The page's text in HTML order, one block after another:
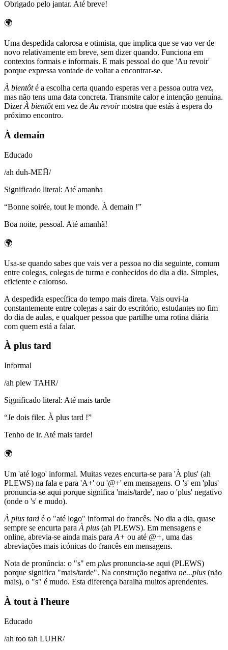
Obrigado pelo jantar. Até breve!
🌍
Uma despedida calorosa e otimista, que implica que se vao ver de
novo relativamente em breve, sem dizer quando. Funciona em
contextos formais e informais. E mais pessoal do que 'Au revoir'
porque expressa vontade de voltar a encontrar-se.
À bientôté a escolha certa quando esperas ver a pessoa outra vez,
mas não tens uma data concreta. Transmite calor e intenção genuína.
DizerÀ bientôtem vez de Au revoirmostra que estás à espera do
próximo encontro.
À demain
Educado
/ah duh-MEH̃/
Significado literal: Até amanha
“Bonne soirée, tout le monde. À demain !”
Boa noite, pessoal. Até amanhã!
🌍
Usa-se quando sabes que vais ver a pessoa no dia seguinte, comum
entre colegas, colegas de turma e conhecidos do dia a dia. Simples,
eficiente e caloroso.
A despedida específica do tempo mais direta. Vais ouvi-la
constantemente entre colegas a sair do escritório, estudantes no fim
do dia de aulas, e qualquer pessoa que partilhe uma rotina diária
com quem está a falar.
À plus tard
Informal
/ah plew TAHR/
Significado literal: Até mais tarde
“Je dois filer. À plus tard !”
Tenho de ir. Até mais tarde!
🌍
Um 'até logo' informal. Muitas vezes encurta-se para 'À plus' (ah
PLEWS) na fala e para 'A+' ou '@+' em mensagens. O 's' em 'plus'
pronuncia-se aqui porque significa 'mais/tarde', nao o 'plus' negativo
(onde o 's' e mudo).
À plus tard é o "até logo" informal do francês. No dia a dia, quase
sempre se encurta para À plus (ah PLEWS). Em mensagens e
online, abrevia-se ainda mais para A+ ou até @+, uma das
abreviações mais icónicas do francês em mensagens.
Nota de pronúncia: o "s" em plus pronuncia-se aqui (PLEWS)
porque significa "mais/tarde". Na construção negativa ne...plus (não
mais), o "s" é mudo. Esta diferença baralha muitos aprendentes.
À tout à l'heure
Educado
/ah too tah LUHR/